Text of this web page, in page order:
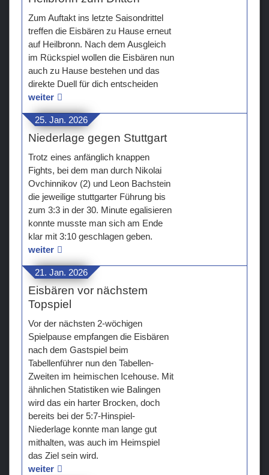
Zum Auftakt ins letzte Saisondrittel
treffen die Eisbären zu Hause erneut
auf Heilbronn. Nach dem Ausgleich
im Rückspiel wollen die Eisbären nun
auch zu Hause bestehen und das
direkte Duell für dich entscheiden
weiter
25. Jan. 2026
Niederlage gegen Stuttgart
Trotz eines anfänglich knappen
Fights, bei dem man durch Nikolai
Ovchinnikov (2) und Leon Bachstein
die jeweilige stuttgarter Führung bis
zum 3:3 in der 30. Minute egalisieren
konnte musste man sich am Ende
klar mit 3:10 geschlagen geben.
weiter
21. Jan. 2026
Eisbären vor nächstem
Topspiel
Vor der nächsten 2-wöchigen
Spielpause empfangen die Eisbären
nach dem Gastspiel beim
Tabellenführer nun den Tabellen-
Zweiten im heimischen Icehouse. Mit
ähnlichen Statistiken wie Balingen
wird das ein harter Brocken, doch
bereits bei der 5:7-Hinspiel-
Niederlage konnte man lange gut
mithalten, was auch im Heimspiel
das Ziel sein wird.
weiter